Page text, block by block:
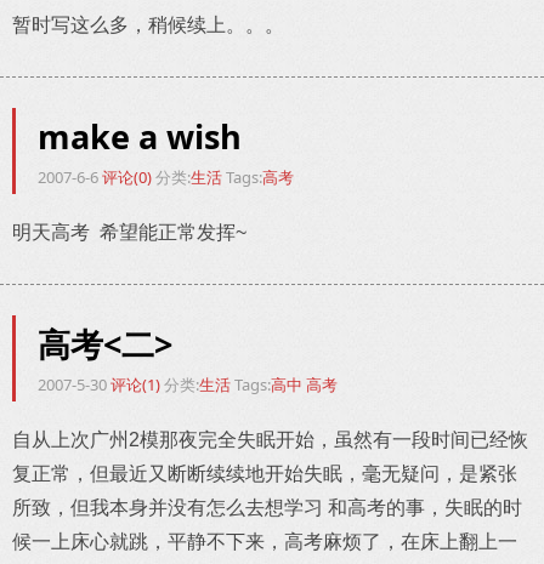
暂时写这么多，稍候续上。。。
make a wish
2007-6-6评论(0)分类:生活Tags:高考
明天高考 希望能正常发挥~
高考<二>
2007-5-30评论(1)分类:生活Tags:高中 高考
自从上次广州2模那夜完全失眠开始，虽然有一段时间已经恢
复正常，但最近又断断续续地开始失眠，毫无疑问，是紧张
所致，但我本身并没有怎么去想学习 和高考的事，失眠的时
候一上床心就跳，平静不下来，高考麻烦了，在床上翻上一